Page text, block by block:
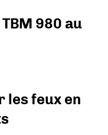
980 au
les feux en